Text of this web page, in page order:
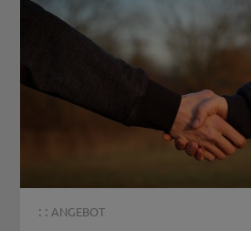
: : ANGEBOT